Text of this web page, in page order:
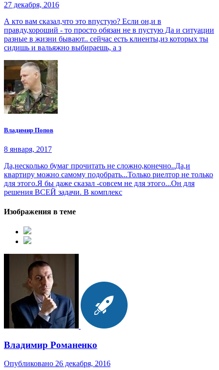
27 декабря, 2016
А кто вам сказал,что это впустую? Если он,и в
правду,хороший - то просто обязан не в пустую Да и ситуации
разные в жизни бывают.. сейчас есть клиенты,из которых ты
сидишь и вальяжно выбираешь, а з
Владимир Попов
8 января, 2017
Да,несколько бумаг прочитать не сложно,конечно..Да,и
квартиру можно самому подобрать...Только риелтор не только
для этого.Я бы даже сказал -совсем не для этого...Он для
решения ВСЕЙ задачи. В комплекс
Изображения в теме
Владимир Романенко
Опубликовано 26 декабря, 2016